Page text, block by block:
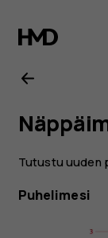
Nokia
8.1
Tutustu uuden
Puhelimesi